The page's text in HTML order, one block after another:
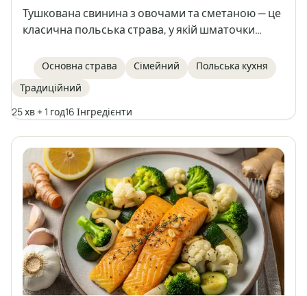
Тушкована свинина з овочами та сметаною — це
класична польська страва, у якій шматочки
печерицями, цибулею, часником і помідорами в
ароматному соусі. Страва загущується
сметаною з борошном і крохмалем, без
додавання готового бульйону. Свинина
насиченого смаку. Ідеально підходить до
картоплі, каші або свіжого багета.
Основна страва Сімейний
Польська кухня
Традиційний
25 хв + 1 год16 Інгредієнти